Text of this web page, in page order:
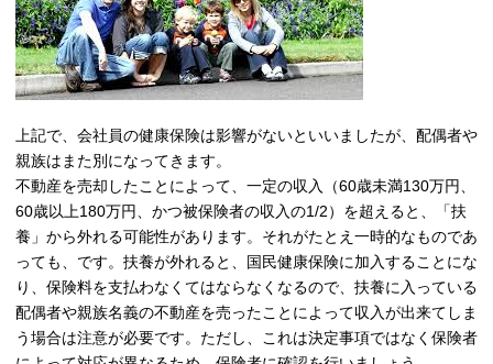
上記で、会社員の健康保険は影響がないといいましたが、配偶者や
親族はまた別になってきます。
不動産を売却したことによって、一定の収入（60歳未満130万円、
60歳以上180万円、かつ被保険者の収入の1/2）を超えると、「扶
養」から外れる可能性があります。それがたとえ一時的なものであ
っても、です。扶養が外れると、国民健康保険に加入することにな
り、保険料を支払わなくてはならなくなるので、扶養に入っている
配偶者や親族名義の不動産を売ったことによって収入が出来てしま
う場合は注意が必要です。ただし、これは決定事項ではなく保険者